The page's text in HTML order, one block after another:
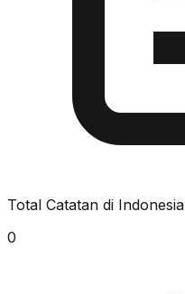
Total Catatan di Indonesia
0